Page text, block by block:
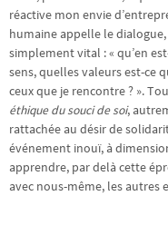
réactive mon envie
humaine appelle le
simplement vital : « qu’en
sens, quelles valeurs est-ce
ceux que je rencontre ? ».
éthique du souci de soi,
rattachée au désir de
événement inouï, à
apprendre, par delà cette
avec nous-même, les autres